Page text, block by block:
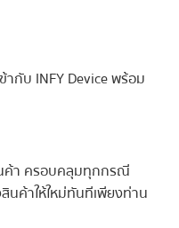
กับ INFY Device พร้อม
ค้า ครอบคลุมทุกกรณี
นค้าให้ใหม่ทันทีเพียงท่าน